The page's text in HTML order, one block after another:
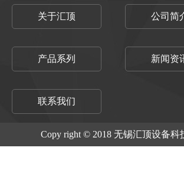
关于汇顶 公司简
产品系列 新闻资
联系我们
Copy right © 2018 无锡汇顶设